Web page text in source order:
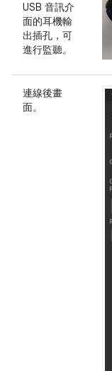
USB 音訊介
面的耳機輸
出插孔，可
進行監聽。
連線後畫
面。